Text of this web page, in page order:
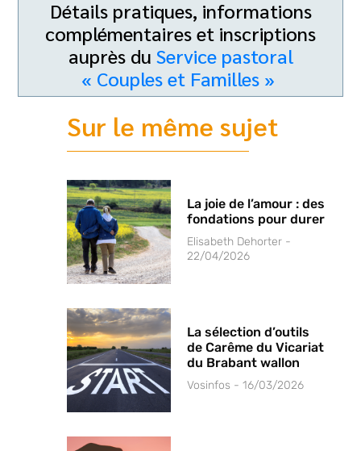
Détails pratiques, informations
complémentaires et inscriptions
auprès du Service pastoral
« Couples et Familles »
Sur le même sujet
La joie de l’amour : des
fondations pour durer
Elisabeth Dehorter
22/04/2026
La sélection d’outils
de Carême du Vicariat
du Brabant wallon
Vosinfos 16/03/2026